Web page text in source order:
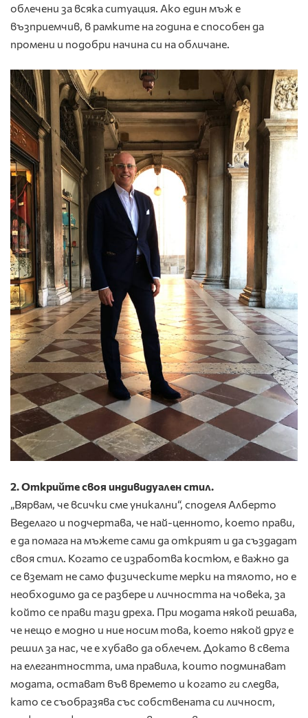
облечени за всяка ситуация. Ако един мъж е
възприемчив, в рамките на година е способен да
промени и подобри начина си на обличане.
2. Открийте своя индивидуален стил.
„Вярвам, че всички сме уникални“, споделя Алберто
Веделаго и подчертава, че най-ценното, което прави,
е да помага на мъжете сами да открият и да създадат
своя стил. Когато се изработва костюм, е важно да
се вземат не само физическите мерки на тялото, но е
необходимо да се разбере и личността на човека, за
който се прави тази дреха. При модата някой решава,
че нещо е модно и ние носим това, което някой друг е
решил за нас, че е хубаво да облечем. Докато в света
на елегантността, има правила, които подминават
модата, остават във времето и когато ги следва,
като се съобразява със собствената си личност,